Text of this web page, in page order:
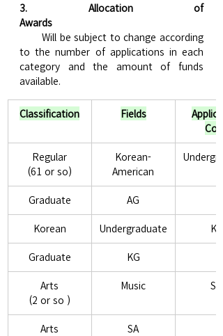
3. Allocation of
Awards
Will be subject to change according
to the number of applications in each
category and the amount of funds
available.
Classification Fields
Code
Regular
(61 or so)
Korean-
American
Graduate AG
Korean Undergraduate KC
Graduate KG
Arts
(2 or so )
Music SM
Arts SA